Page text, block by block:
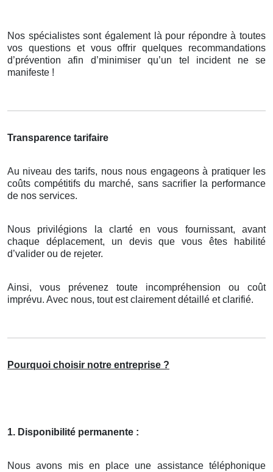
Nos spécialistes sont également là pour répondre à toutes
vos questions et vous offrir quelques recommandations
d’prévention afin d’minimiser qu’un tel incident ne se
manifeste !
Transparence tarifaire
Au niveau des tarifs, nous nous engageons à pratiquer les
coûts compétitifs du marché, sans sacrifier la performance
de nos services.
Nous privilégions la clarté en vous fournissant, avant
chaque déplacement, un devis que vous êtes habilité
d’valider ou de rejeter.
Ainsi, vous prévenez toute incompréhension ou coût
imprévu. Avec nous, tout est clairement détaillé et clarifié.
Pourquoi choisir notre entreprise ?
1. Disponibilité permanente :
Nous avons mis en place une assistance téléphonique